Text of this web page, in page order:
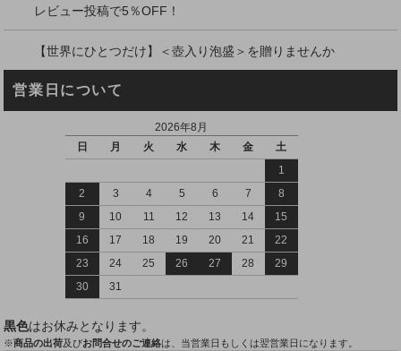
レビュー投稿で5％OFF！
【世界にひとつだけ】＜壺入り泡盛＞を贈りませんか
営業日について
2026年8月
日
月 火 水 木 金
土
1
2
3 4 5 6 7
8
9
10 11 12 13 14
15
16
17 18 19 20 21
22
23
24 25 26 27 28
29
30
31
黒色はお休みとなります。
※商品の出荷及びお問合せのご連絡は、当営業日もしくは翌営業日になります。